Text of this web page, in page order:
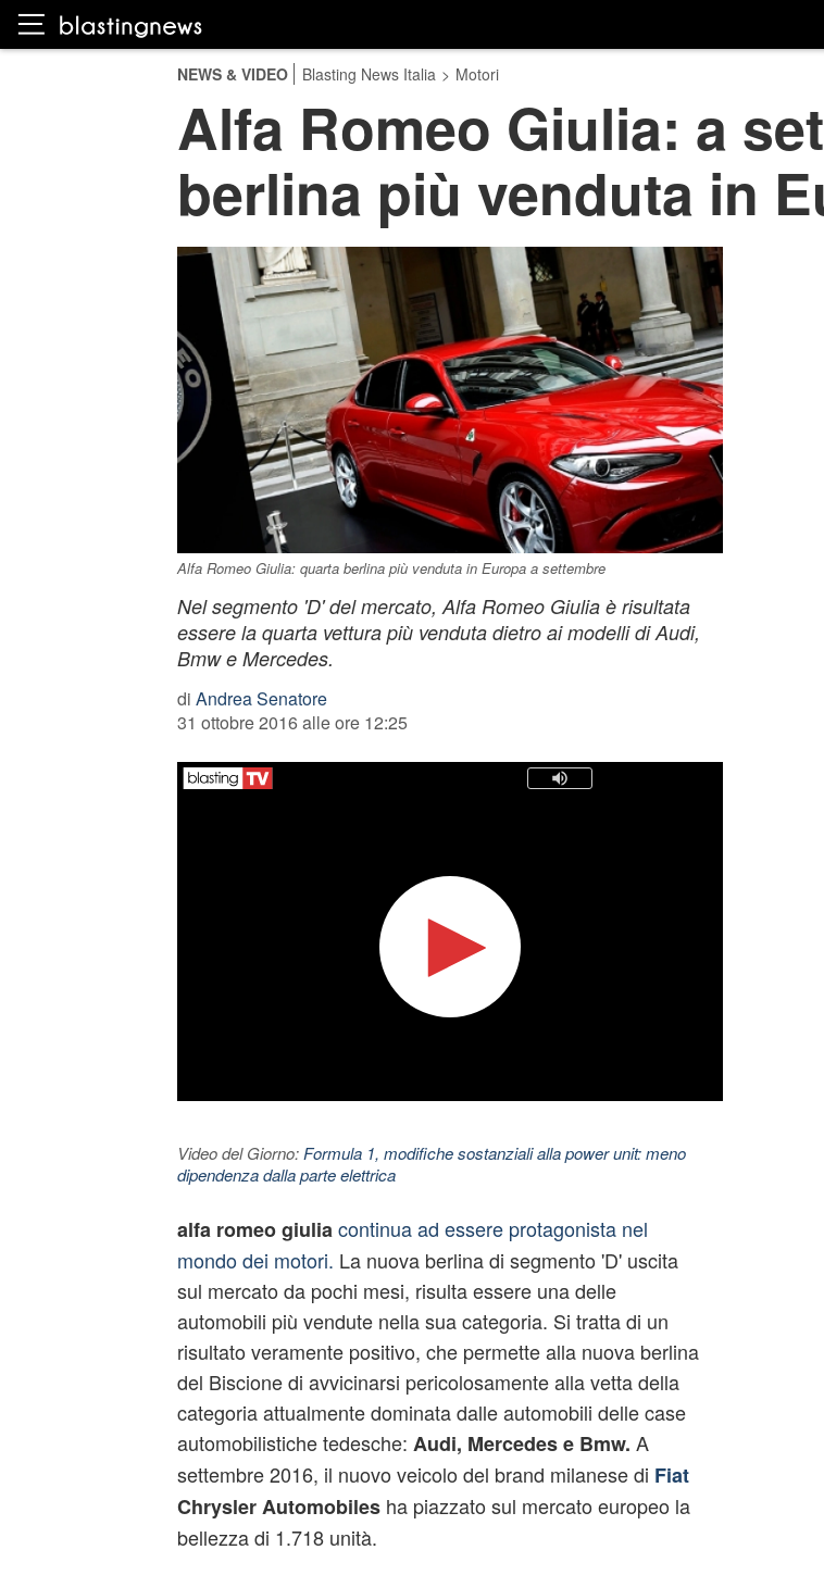
NEWS & VIDEO Blasting News Italia > Motori
Alfa Romeo Giulia: a
berlina più venduta in
Alfa Romeo Giulia: quarta berlina più venduta in Europa a settembre
Nel segmento 'D' del mercato, Alfa Romeo Giulia è risultata
essere la quarta vettura più venduta dietro ai modelli di Audi,
Bmw e Mercedes.
di Andrea Senatore
31 ottobre 2016 alle ore 12:25
Video del Giorno: Formula 1, modifiche sostanziali alla power unit: meno
dipendenza dalla parte elettrica
alfa romeo giulia continua ad essere protagonista nel
mondo dei motori. La nuova berlina di segmento 'D' uscita
sul mercato da pochi mesi, risulta essere una delle
automobili più vendute nella sua categoria. Si tratta di un
risultato veramente positivo, che permette alla nuova berlina
del Biscione di avvicinarsi pericolosamente alla vetta della
categoria attualmente dominata dalle automobili delle case
automobilistiche tedesche: Audi, Mercedes e Bmw. A
settembre 2016, il nuovo veicolo del brand milanese di Fiat
Chrysler Automobilesha piazzato sul mercato europeo la
bellezza di 1.718 unità.